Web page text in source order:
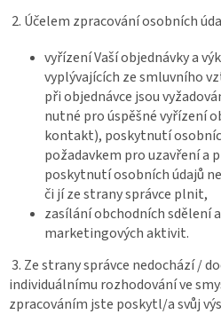
2. Účelem zpracování osobních
vyřízení Vaší objednávky a
vyplývajících ze smluvního
při objednávce jsou
nutné pro úspěšné vyřízení
kontakt), poskytnutí
požadavkem pro uzavření a
poskytnutí osobních údajů
či jí ze strany správce plnit,
zasílání obchodních sdělení
marketingových aktivit.
3. Ze strany správce nedochází /
individuálnímu rozhodování ve
zpracováním jste poskytl/a svůj